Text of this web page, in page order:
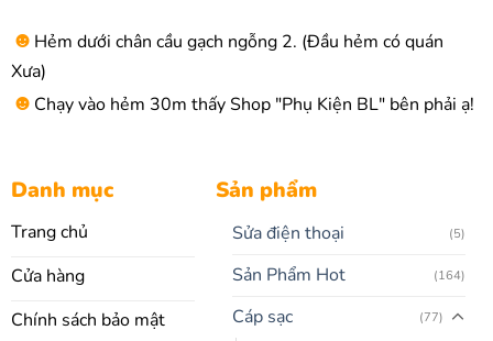
☻ Hẻm dưới chân cầu gạch ngỗng 2. (Đầu hẻm có quán
Xưa)
☻ Chạy vào hẻm 30m thấy Shop "Phụ Kiện BL" bên phải ạ!
Danh mục
Trang chủ
Cửa hàng
Chính sách bảo mật
Sản phẩm
Sửa điện thoại (5)
Sản Phẩm Hot (164)
Cáp sạc (77)